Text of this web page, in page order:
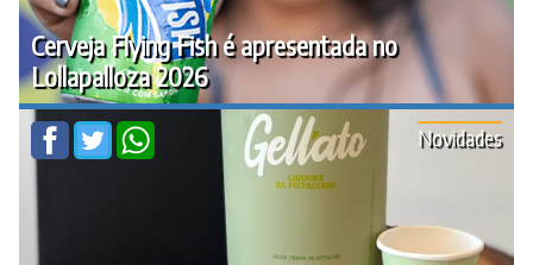
Cerveja Flying Fish é apresentada no
Lollapalloza 2026
Novidades